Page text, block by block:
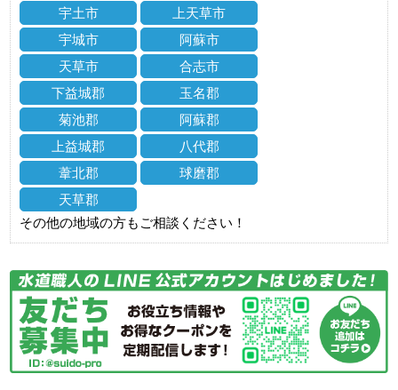
宇土市
上天草市
宇城市
阿蘇市
天草市
合志市
下益城郡
玉名郡
菊池郡
阿蘇郡
上益城郡
八代郡
葦北郡
球磨郡
天草郡
その他の地域の方もご相談ください！